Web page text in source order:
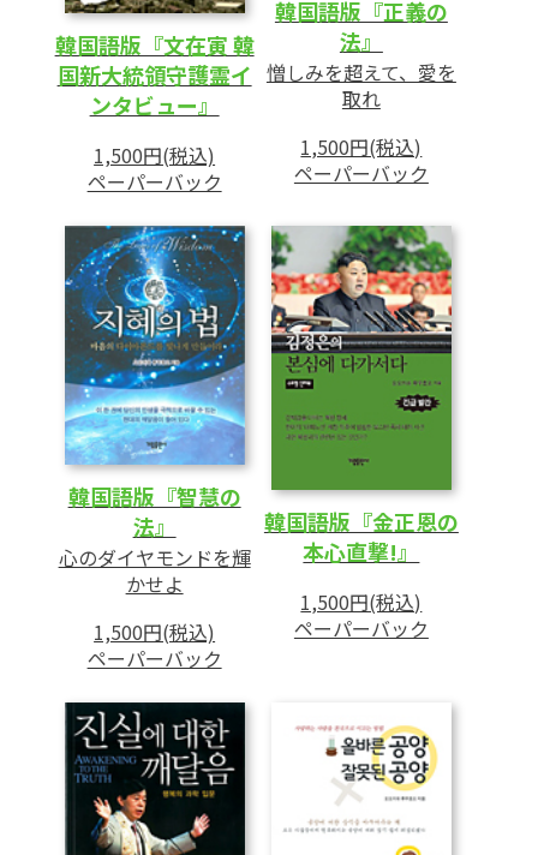
韓国語版『文在寅 韓
国新大統領守護霊イ
ンタビュー』
1,500円(税込)
ペーパーバック
韓国語版『正義の
法』
憎しみを超えて、愛を
取れ
1,500円(税込)
ペーパーバック
韓国語版『智慧の
法』
心のダイヤモンドを輝
かせよ
1,500円(税込)
ペーパーバック
韓国語版『金正恩の
本心直撃!』
1,500円(税込)
ペーパーバック